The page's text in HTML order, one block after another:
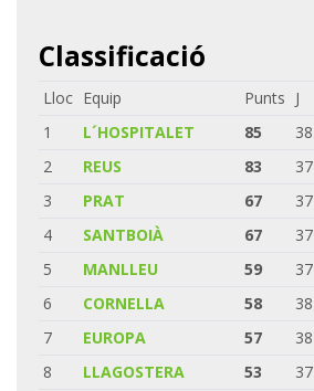
Classificació
Lloc Equip Punts J
1
L´HOSPITALET 85 38
2
REUS 83 37
3
PRAT 67 37
4
SANTBOIÀ 67 37
5
MANLLEU 59 37
6
CORNELLA 58 38
7
EUROPA 57 38
8
LLAGOSTERA 53 37